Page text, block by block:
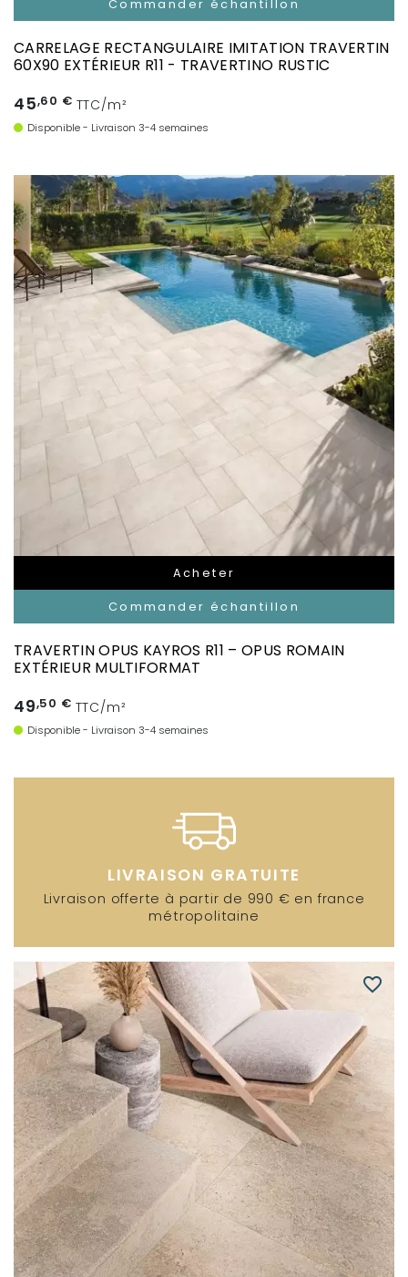
Commander échantillon
CARRELAGE RECTANGULAIRE IMITATION TRAVERTIN
60X90 EXTÉRIEUR R11 - TRAVERTINO RUSTIC
45,60 € TTC/m²
Disponible - Livraison 3-4 semaines
Acheter
Commander échantillon
favorite_border
TRAVERTIN OPUS KAYROS R11 – OPUS ROMAIN
EXTÉRIEUR MULTIFORMAT
49,50 € TTC/m²
Disponible - Livraison 3-4 semaines
LIVRAISON GRATUITE
Livraison offerte à partir de 990 € en france
métropolitaine
favorite_border